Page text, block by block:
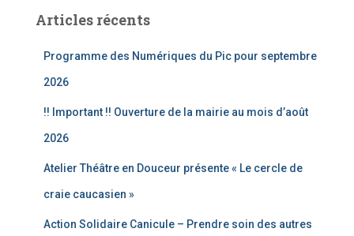
rArticles récents
Programme des Numériques du Pic pour septembre
2026
!! Important !! Ouverture de la mairie au mois d’août
2026
Atelier Théâtre en Douceur présente « Le cercle de
craie caucasien »
Action Solidaire Canicule – Prendre soin des autres